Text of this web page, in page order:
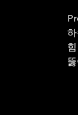
힘